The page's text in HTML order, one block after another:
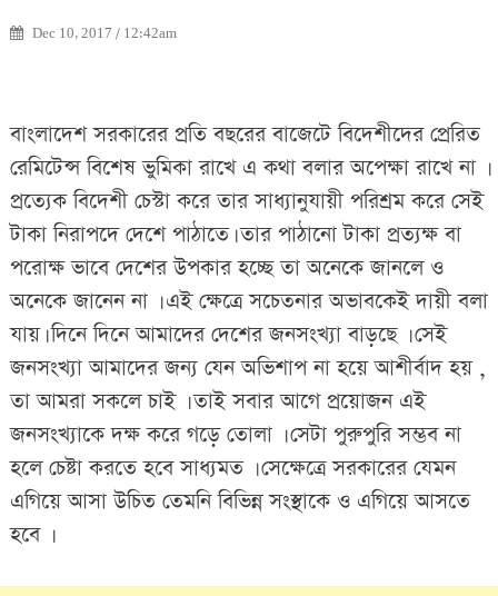
Dec 10, 2017 / 12:42am
বাংলাদেশ সরকারের প্রতি বছরের বাজেটে বিদেশীদের প্রেরিত
রেমিটেন্স বিশেষ ভুমিকা রাখে এ কথা বলার অপেক্ষা রাখে না ।
প্রত্যেক বিদেশী চেস্টা করে তার সাধ্যানুযায়ী পরিশ্রম করে সেই
টাকা নিরাপদে দেশে পাঠাতে। তার পাঠানো টাকা প্রত্যক্ষ বা
পরোক্ষ ভাবে দেশের উপকার হচ্ছে তা অনেকে জানলে ও
অনেকে জানেন না । এই ক্ষেত্রে সচেতনার অভাবকেই দায়ী বলা
যায়। দিনে দিনে আমাদের দেশের জনসংখ্যা বাড়ছে । সেই
জনসংখ্যা আমাদের জন্য যেন অভিশাপ না হয়ে আশীর্বাদ হয় ,
তা আমরা সকলে চাই । তাই সবার আগে প্রয়োজন এই
জনসংখ্যাকে দক্ষ করে গড়ে তোলা । সেটা পুরুপুরি সম্ভব না
হলে চেষ্টা করতে হবে সাধ্যমত । সেক্ষেত্রে সরকারের যেমন
এগিয়ে আসা উচিত তেমনি বিভিন্ন সংস্থাকে ও এগিয়ে আসতে
হবে ।